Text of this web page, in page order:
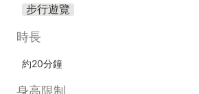
步行遊覽
時長
約20分鐘
身高限制